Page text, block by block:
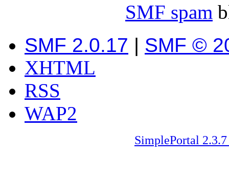
SMF spam
SMF 2.0.17 | SMF ©
XHTML
RSS
WAP2
SimplePortal